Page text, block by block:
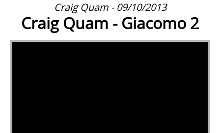
Craig Quam - 09/10/2013
Craig Quam - Giacomo 2